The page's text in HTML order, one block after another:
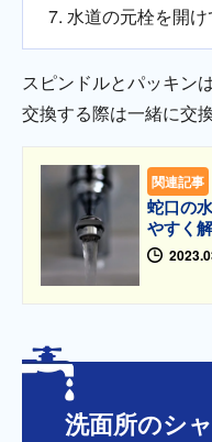
水道の元栓を開
スピンドルとパッキン
交換する際は一緒に交
関連記事
蛇口の
やすく
洗面所のシ